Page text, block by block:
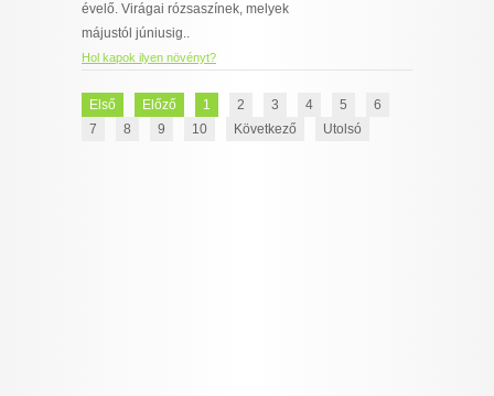
évelő. Virágai rózsaszínek, melyek
májustól júniusig..
Hol kapok ilyen növényt?
Első Előző 1 2 3 4 5
6
7
8 9 10 Következő Utolsó